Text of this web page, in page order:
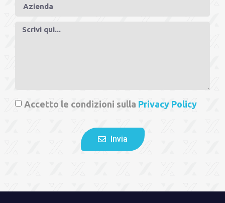
Accetto le condizioni sulla Privacy Policy
Invia